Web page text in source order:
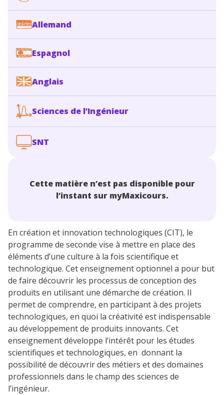
Allemand
Espagnol
Anglais
Sciences de l’Ingénieur
SNT
Cette matière n’est pas disponible pour
l’instant sur myMaxicours.
En création et innovation technologiques (CIT), le
programme de seconde vise à mettre en place des
éléments d’une culture à la fois scientifique et
technologique. Cet enseignement optionnel a pour but
de faire découvrir les processus de conception des
produits en utilisant une démarche de création. Il
permet de comprendre, en participant à des projets
technologiques, en quoi la créativité est indispensable
au développement de produits innovants. Cet
enseignement développe l’intérêt pour les études
scientifiques et technologiques, en donnant la
possibilité de découvrir des métiers et des domaines
professionnels dans le champ des sciences de
l’ingénieur.